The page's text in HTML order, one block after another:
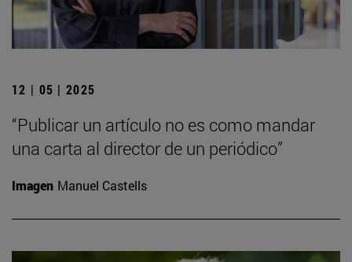
12 | 05 | 2025
“Publicar un artículo no es como mandar
una carta al director de un periódico”
Imagen Manuel Castells